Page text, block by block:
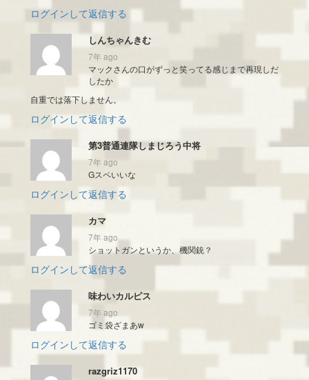
ログインして返信する
しんちゃんきむ
7年 ago
マックさんの口がずっと笑ってる感じまで再現しだ
したか
自重では落下しません。
ログインして返信する
第3普通連隊しまじろう中将
7年 ago
Gスペいいな
ログインして返信する
カマ
7年 ago
ショットガンというか、機関銃？
ログインして返信する
味わいカルピス
7年 ago
ゴミ袋ざまあw
ログインして返信する
razgriz1170